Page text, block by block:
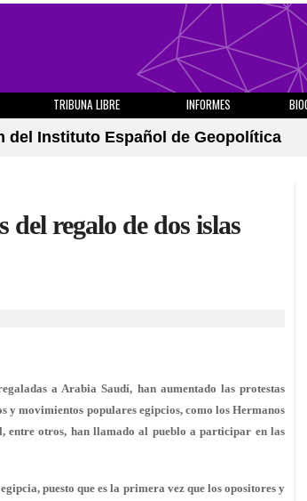
TRIBUNA LIBRE INFORMES
del Instituto Español de Geopolítica
del regalo de dos islas
a Arabia Saudí, han aumentado las protestas
y movimientos populares egipcios, como los Hermanos
otros, han llamado al pueblo a participar en las
puesto que es la primera vez que los opositores y